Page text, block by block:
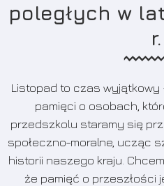
poległych w
r.
Listopad to czas wyjątkowy
pamięci o osobach,
przedszkolu staramy się
społeczno-moralne, ucząc
historii naszego kraju.
że pamięć o przeszłości